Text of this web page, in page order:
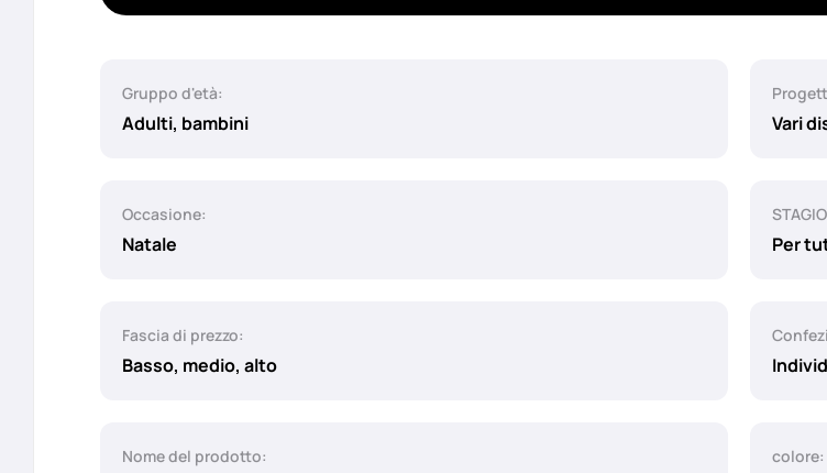
Gruppo d'età:
Adulti, bambini Vari
Occasione:
Natale Per
Fascia di prezzo:
Basso, medio, alto
Nome del prodotto: colore: